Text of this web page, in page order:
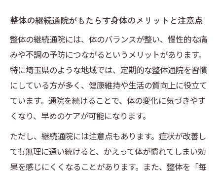
整体の継続通院がもたらす身体のメリットと注意点
整体の継続通院には、体のバランスが整い、慢性的な痛
みや不調の予防につながるというメリットがあります。
特に埼玉県のような地域では、定期的な整体通院を習慣
にしている方が多く、健康維持や生活の質向上に役立て
ています。通院を続けることで、体の変化に気づきやす
くなり、早めのケアが可能になります。
ただし、継続通院には注意点もあります。症状が改善し
ても無理に通い続けると、かえって体が慣れてしまい効
果を感じにくくなることがあります。また、整体を「毎